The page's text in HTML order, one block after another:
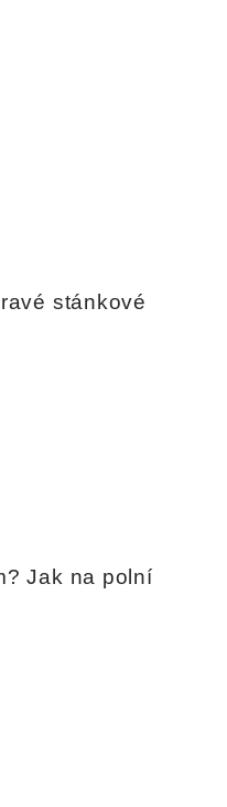
stánkové
Jak na polní